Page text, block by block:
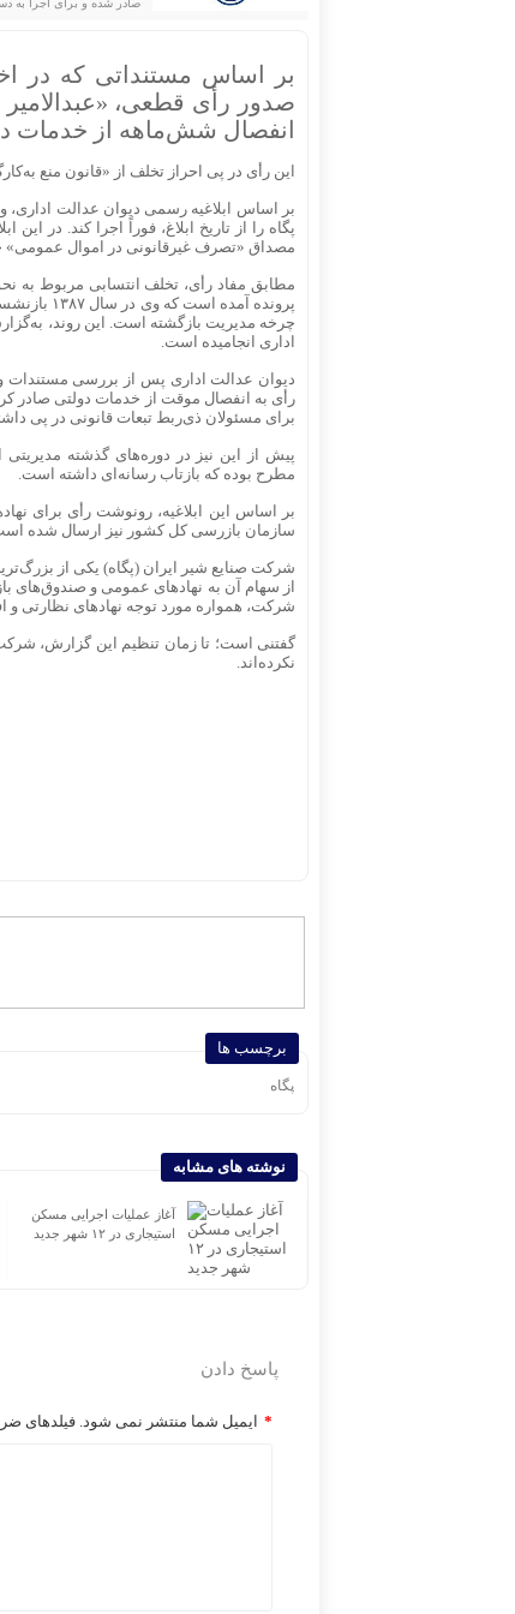
صادر شده و برای اجرا به
بر اساس مستنداتی که در
صدور رأی قطعی، «عبدالامیر
انفصال شش‌ماهه از خدمات
این رأی در پی احراز تخلف از «قانون منع
بر اساس ابلاغیه رسمی دیوان عدالت
پگاه را از تاریخ ابلاغ، فوراً اجرا کند. در
مصداق «تصرف غیرقانونی در اموال عمومی»
مطابق مفاد رأی، تخلف انتسابی مربوط به
پرونده
چرخه مدیریت بازگشته است. این روند،
اداری انجامیده است.
دیوان عدالت اداری پس از بررسی مستندات و
رأی به انفصال موقت از خدمات دولتی صادر
برای مسئولان ذی‌ربط تبعات قانونی در پی
پیش از این نیز در دوره‌های گذشته
مطرح بوده که بازتاب رسانه‌ای داشته است.
بر اساس این ابلاغیه، رونوشت رأی برای
سازمان بازرسی کل کشور نیز ارسال شده
شرکت صنایع شیر ایران (پگاه) یکی از
از سهام آن به نهادهای عمومی و صندوق‌های
شرکت، همواره مورد توجه نهادهای نظارتی
گفتنی است؛ تا زمان تنظیم این گزارش،
نکرده‌اند.
برچسب ها
پگاه
نوشته های مشابه
آغاز عملیات اجرایی مسکن
استیجاری در ۱۲ شهر جدید
پاسخ دادن
ایمیل شما منتشر نمی شود. فیلدهای *